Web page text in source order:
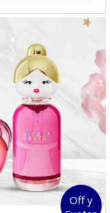
Off y